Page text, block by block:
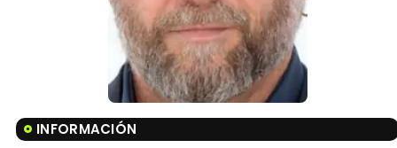
INFORMACIÓN